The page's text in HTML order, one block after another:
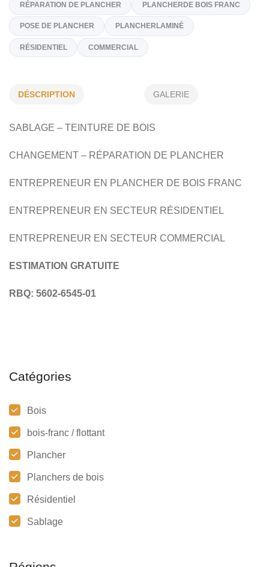
95, Av Victor-Bourgeau, LavaltrieJ5T 1C8
(514) 880-7103
Spécialités
DÉSCRIPTION GALERIE
SABLAGE – TEINTURE DE BOIS
CHANGEMENT – RÉPARATION DE PLANCHER
ENTREPRENEUR EN PLANCHER DE BOIS FRANC
ENTREPRENEUR EN SECTEUR RÉSIDENTIEL
ENTREPRENEUR EN SECTEUR COMMERCIAL
ESTIMATION GRATUITE
RBQ: 5602-6545-01
Catégories
Bois
bois-franc / flottant
Plancher
Planchers de bois
Résidentiel
Sablage